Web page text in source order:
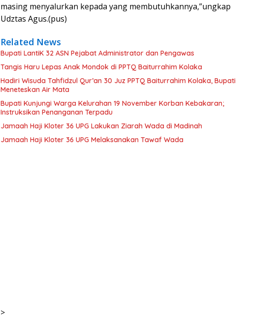
masing menyalurkan kepada yang membutuhkannya,”ungkap
Udztas Agus.(pus)
Related News
Bupati LantiK 32 ASN Pejabat Administrator dan Pengawas
Tangis Haru Lepas Anak Mondok di PPTQ Baiturrahim Kolaka
Hadiri Wisuda Tahfidzul Qur’an 30 Juz PPTQ Baiturrahim Kolaka, Bupati
Meneteskan Air Mata
Bupati Kunjungi Warga Kelurahan 19 November Korban Kebakaran;
Instruksikan Penanganan Terpadu
Jamaah Haji Kloter 36 UPG Lakukan Ziarah Wada di Madinah
Jamaah Haji Kloter 36 UPG Melaksanakan Tawaf Wada
>